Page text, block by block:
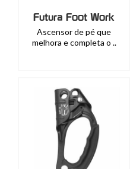
Futura Foot Work
Ascensor de pé que
melhora e completa o ..